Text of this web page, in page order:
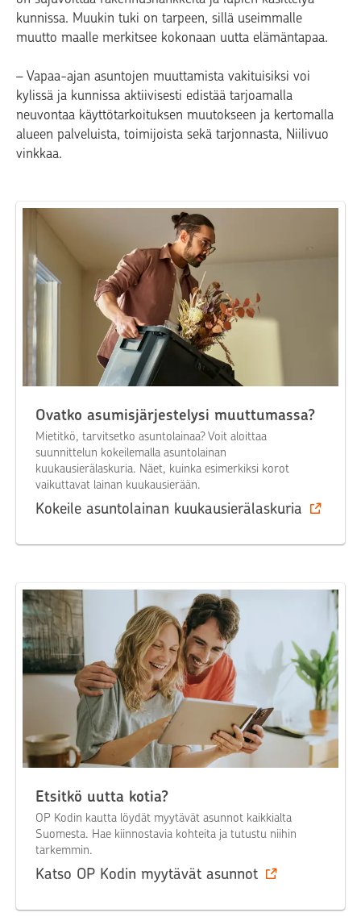
kunnissa. Muukin tuki on tarpeen, sillä useimmalle
muutto maalle merkitsee kokonaan uutta elämäntapaa.
– Vapaa-ajan asuntojen muuttamista vakituisiksi voi
kylissä ja kunnissa aktiivisesti edistää tarjoamalla
neuvontaa käyttötarkoituksen muutokseen ja kertomalla
alueen palveluista, toimijoista sekä tarjonnasta, Niilivuo
vinkkaa.
Ovatko asumisjärjestelysi muuttumassa?
Mietitkö, tarvitsetko asuntolainaa? Voit aloittaa
suunnittelun kokeilemalla asuntolainan
kuukausierälaskuria. Näet, kuinka esimerkiksi korot
vaikuttavat lainan kuukausierään.
Kokeile asuntolainan kuukausierälaskuria
Etsitkö uutta kotia?
OP Kodin kautta löydät myytävät asunnot kaikkialta
Suomesta. Hae kiinnostavia kohteita ja tutustu niihin
tarkemmin.
Katso OP Kodin myytävät asunnot